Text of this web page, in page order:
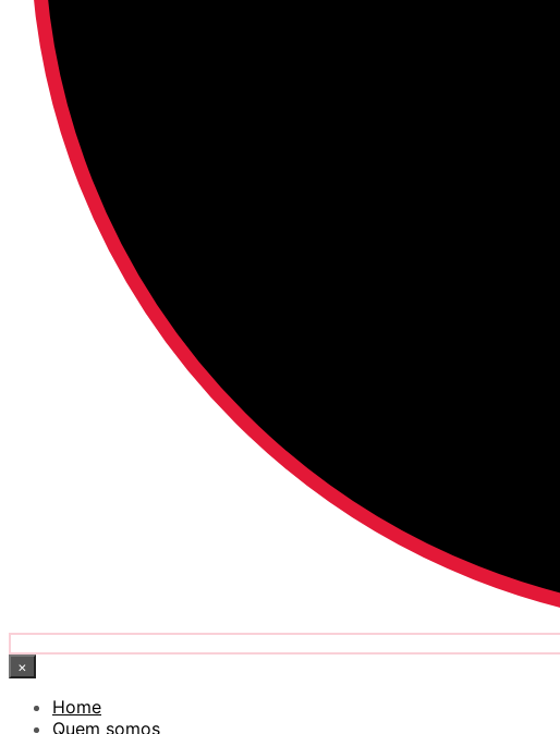
×
Home
Quem somos